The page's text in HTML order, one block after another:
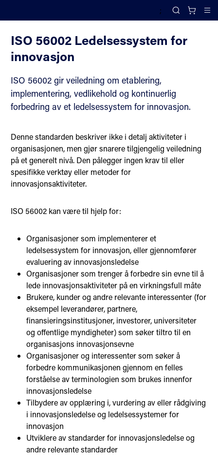
;
Search
ISO 56002 Ledelsessystem for
innovasjon
ISO 56002 gir veiledning om etablering,
implementering, vedlikehold og kontinuerlig
forbedring av et ledelsessystem for innovasjon.
Denne standarden beskriver ikke i detalj aktiviteter i
organisasjonen, men gjør snarere tilgjengelig veiledning
på et generelt nivå. Den pålegger ingen krav til eller
spesifikke verktøy eller metoder for
innovasjonsaktiviteter.
ISO 56002 kan være til hjelp for:
Organisasjoner som implementerer et
ledelsessystem for innovasjon, eller gjennomfører
evaluering av innovasjonsledelse
Organisasjoner som trenger å forbedre sin evne til å
lede innovasjonsaktiviteter på en virkningsfull måte
Brukere, kunder og andre relevante interessenter (for
eksempel leverandører, partnere,
finansieringsinstitusjoner, investorer, universiteter
og offentlige myndigheter) som søker tiltro til en
organisasjons innovasjonsevne
Organisasjoner og interessenter som søker å
forbedre kommunikasjonen gjennom en felles
forståelse av terminologien som brukes innenfor
innovasjonsledelse
Tilbydere av opplæring i, vurdering av eller rådgiving
i innovasjonsledelse og ledelsessystemer for
innovasjon
Utviklere av standarder for innovasjonsledelse og
andre relevante standarder